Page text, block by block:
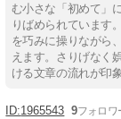
む小さな「初めて」
りばめられています
を巧みに操りながら
えます。さりげなく
ける文章の流れが印
1965543 9